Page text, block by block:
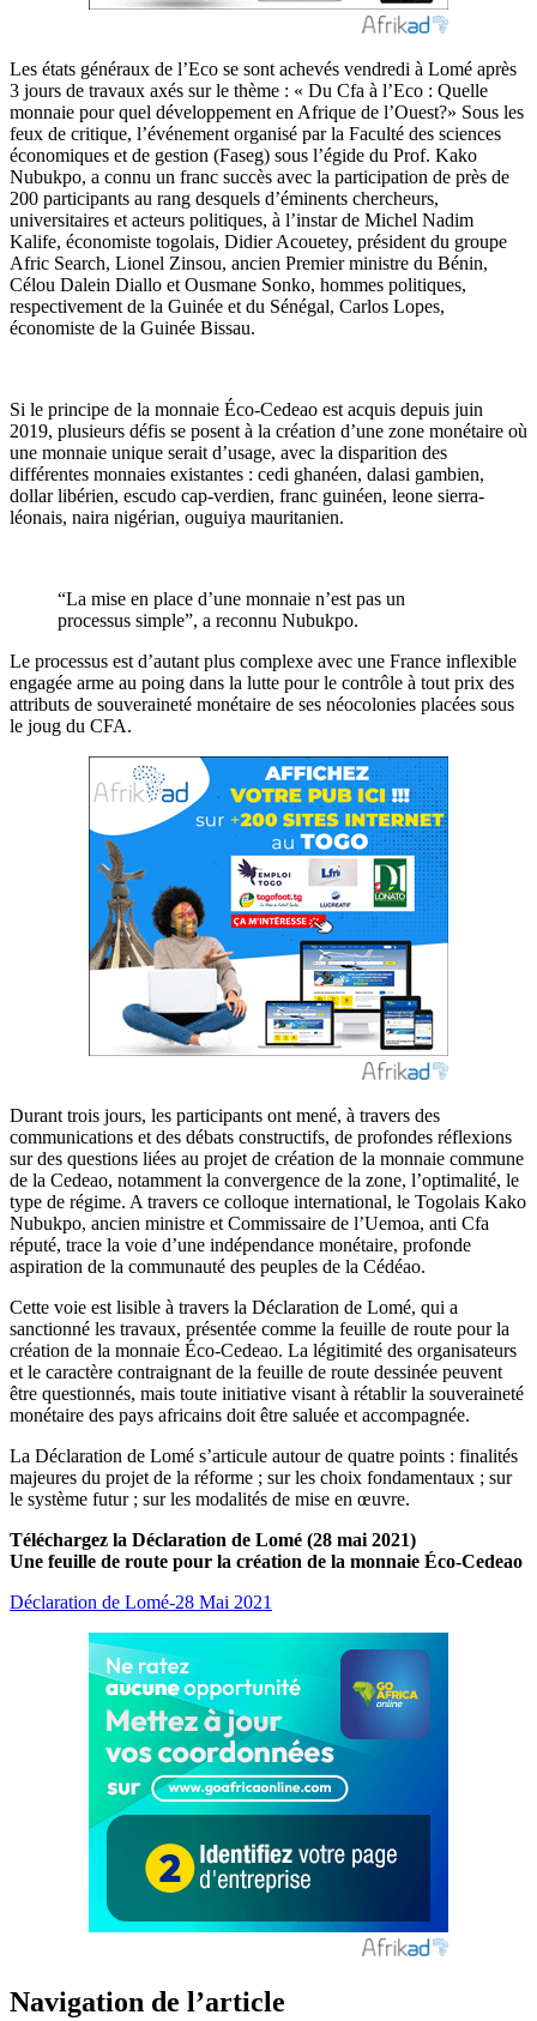
Les états généraux de l’Eco se sont achevés vendredi à Lomé après
3 jours de travaux axés sur le thème : « Du Cfa à l’Eco : Quelle
monnaie pour quel développement en Afrique de l’Ouest?» Sous les
feux de critique, l’événement organisé par la Faculté des sciences
économiques et de gestion (Faseg) sous l’égide du Prof. Kako
Nubukpo, a connu un franc succès avec la participation de près de
200 participants au rang desquels d’éminents chercheurs,
universitaires et acteurs politiques, à l’instar de Michel Nadim
Kalife, économiste togolais, Didier Acouetey, président du groupe
Afric Search, Lionel Zinsou, ancien Premier ministre du Bénin,
Célou Dalein Diallo et Ousmane Sonko, hommes politiques,
respectivement de la Guinée et du Sénégal, Carlos Lopes,
économiste de la Guinée Bissau.
Si le principe de la monnaie Éco-Cedeao est acquis depuis juin
2019, plusieurs défis se posent à la création d’une zone monétaire où
une monnaie unique serait d’usage, avec la disparition des
différentes monnaies existantes : cedi ghanéen, dalasi gambien,
dollar libérien, escudo cap-verdien, franc guinéen, leone sierra-
léonais, naira nigérian, ouguiya mauritanien.
“La mise en place d’une monnaie n’est pas un
processus simple”, a reconnu Nubukpo.
Le processus est d’autant plus complexe avec une France inflexible
engagée arme au poing dans la lutte pour le contrôle à tout prix des
attributs de souveraineté monétaire de ses néocolonies placées sous
le joug du CFA.
Durant trois jours, les participants ont mené, à travers des
communications et des débats constructifs, de profondes réflexions
sur des questions liées au projet de création de la monnaie commune
de la Cedeao, notamment la convergence de la zone, l’optimalité, le
type de régime. A travers ce colloque international, le Togolais Kako
Nubukpo, ancien ministre et Commissaire de l’Uemoa, anti Cfa
réputé, trace la voie d’une indépendance monétaire, profonde
aspiration de la communauté des peuples de la Cédéao.
Cette voie est lisible à travers la Déclaration de Lomé, qui a
sanctionné les travaux, présentée comme la feuille de route pour la
création de la monnaie Éco-Cedeao. La légitimité des organisateurs
et le caractère contraignant de la feuille de route dessinée peuvent
être questionnés, mais toute initiative visant à rétablir la souveraineté
monétaire des pays africains doit être saluée et accompagnée.
La Déclaration de Lomé s’articule autour de quatre points : finalités
majeures du projet de la réforme ; sur les choix fondamentaux ; sur
le système futur ; sur les modalités de mise en œuvre.
Téléchargez la Déclaration de Lomé (28 mai 2021)
Une feuille de route pour la création de la monnaie Éco-Cedeao
Déclaration de Lomé-28 Mai 2021
Navigation de l’article